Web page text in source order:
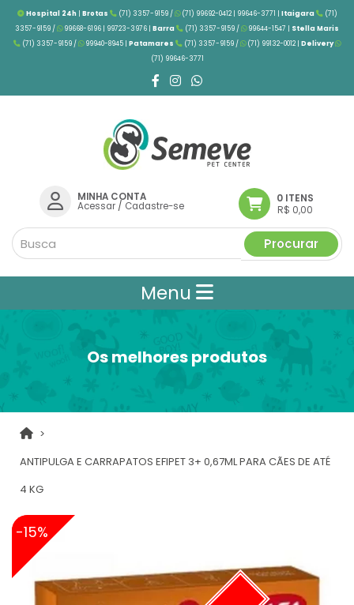
Hospital 24h| Brotas (71) 3357-9159 / (71) 99692-0412 | 99646-3771 | Itaigara
(71)
3357-9159 /
99668-6196 | 99723-3976 | Barra (71) 3357-9159 / 99644-1547 | Stella Maris
(71) 3357-9159 /
99940-8945 | Patamares (71) 3357-9159 / (71) 99132-0012 | Delivery
(71) 99646-3771
MINHA CONTA
Acessar/ Cadastre-se
0 ITENS
R$ 0,00
Procurar
Menu
Os melhores produtos
ANTIPULGA E CARRAPATOS EFIPET 3+ 0,67ML PARA CÃES DE ATÉ
4 KG
-15%